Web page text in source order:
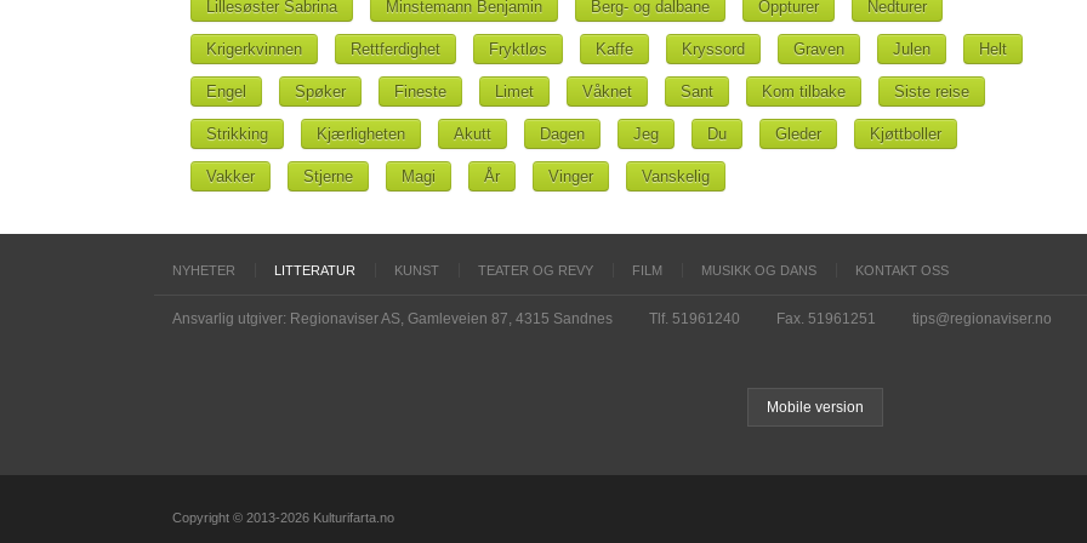
Lillesøster Sabrina Minstemann Benjamin Berg- og dalbane Oppturer Nedturer
Krigerkvinnen Rettferdighet Fryktløs Kaffe Kryssord Graven Julen Helt
Engel Spøker Fineste Limet Våknet Sant Kom tilbake Siste reise
Strikking Kjærligheten Akutt Dagen Jeg Du Gleder Kjøttboller
Vakker Stjerne Magi År Vinger Vanskelig
NYHETER LITTERATUR KUNST TEATER OG REVY FILM MUSIKK OG DANS KONTAKT OSS
Ansvarlig utgiver: Regionaviser AS, Gamleveien 87, 4315 Sandnes Tlf. 51961240 Fax. 51961251 tips@regionaviser.no
Mobile version
Copyright © 2013-2026 Kulturifarta.no